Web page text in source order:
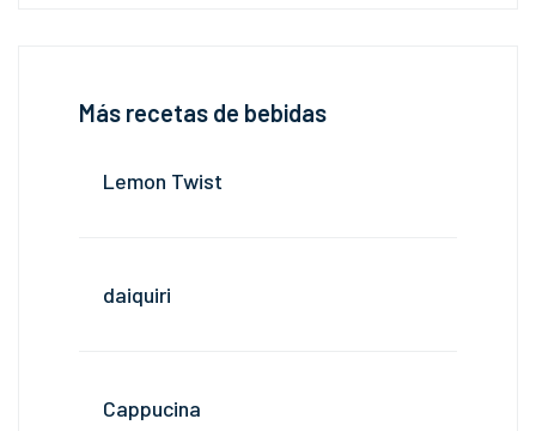
Más recetas de bebidas
Lemon Twist
daiquiri
Cappucina